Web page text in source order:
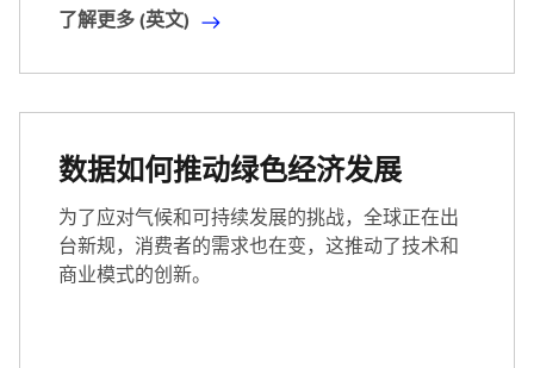
了
多
英
文
)
了解更多 (英文)
数据如何推动绿色经济发展
为了应对气候和可持续发展的挑战，全球正在出
台新规，消费者的需求也在变，这推动了技术和
商业模式的创新。